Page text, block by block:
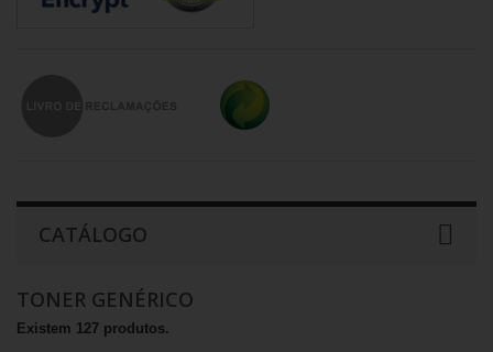
CATÁLOGO
TONER GENÉRICO
Existem 127 produtos.